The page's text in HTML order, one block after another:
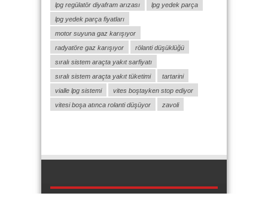
lpg regülatör diyafram arızası
lpg yedek parça
lpg yedek parça fiyatları
motor suyuna gaz karışıyor
radyatöre gaz karışıyor
rölanti düşüklüğü
sıralı sistem araçta yakıt sarfiyatı
sıralı sistem araçta yakıt tüketimi
tartarini
vialle lpg sistemi
vites boştayken stop ediyor
vitesi boşa atınca rolanti düşüyor
zavoli